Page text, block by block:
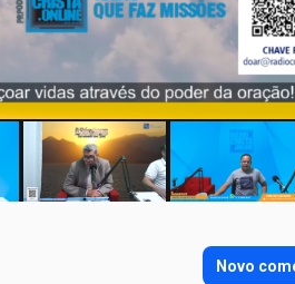
Novo